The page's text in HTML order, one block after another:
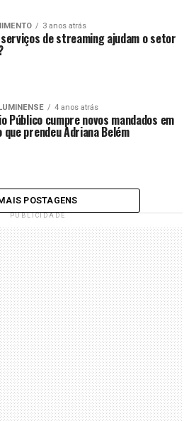
3 anos atrás
serviços de streaming ajudam o setor
4 anos atrás
Público cumpre novos mandados em
que prendeu Adriana Belém
POSTAGENS
PUBLICIDADE